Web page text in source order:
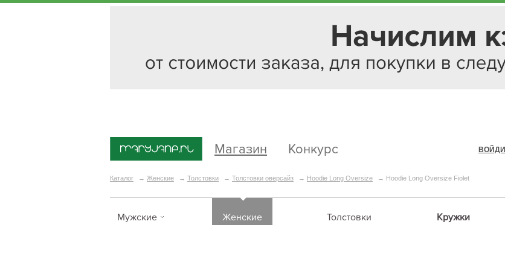
Магазин Конкурс ВОЙДИ
Каталог → Женские → Толстовки → Толстовки оверсайз → Hoodie Long Oversize → Hoodie Long Oversize Fiolet
Мужские Женские Толстовки Кружки